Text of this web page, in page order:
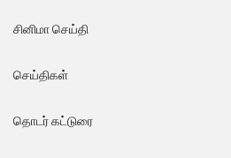
சினிமா செய்தி
செய்திகள்
தொடர் கட்டுரை